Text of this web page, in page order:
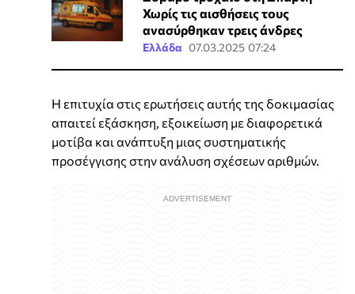
Χωρίς τις αισθήσεις τους
ανασύρθηκαν τρεις άνδρες
Ελλάδα 07.03.2025 07:24
Η επιτυχία στις ερωτήσεις αυτής της δοκιμασίας
απαιτεί εξάσκηση, εξοικείωση με διαφορετικά
μοτίβα και ανάπτυξη μιας συστηματικής
προσέγγισης στην ανάλυση σχέσεων αριθμών.